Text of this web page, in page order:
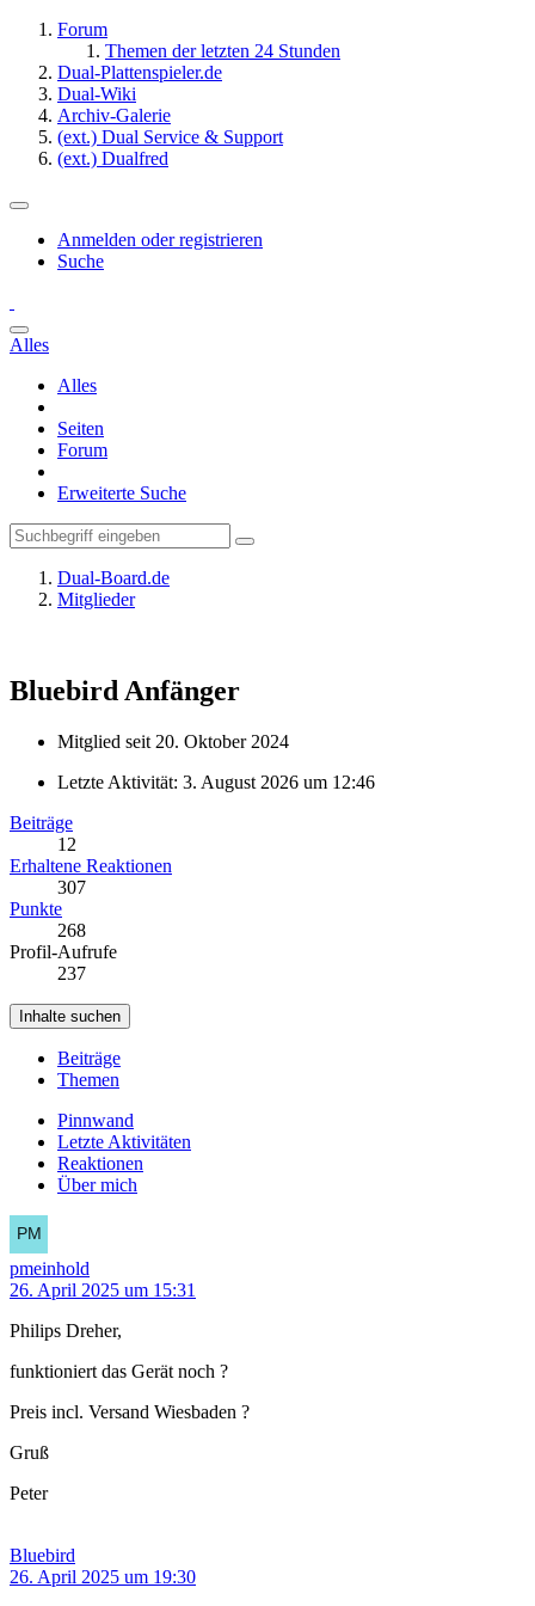
Forum
Themen der letzten 24 Stunden
Dual-Plattenspieler.de
Dual-Wiki
Archiv-Galerie
(ext.) Dual Service & Support
(ext.) Dualfred
Anmelden oder registrieren
Suche
Alles
Alles
Seiten
Forum
Erweiterte Suche
Dual-Board.de
Mitglieder
Bluebird Anfänger
Mitglied seit 20. Oktober 2024
Letzte Aktivität: 3. August 2026 um 12:46
Beiträge
12
Erhaltene Reaktionen
307
Punkte
268
Profil-Aufrufe
237
Inhalte suchen
Beiträge
Themen
Pinnwand
Letzte Aktivitäten
Reaktionen
Über mich
pmeinhold
26. April 2025 um 15:31
Philips Dreher,
funktioniert das Gerät noch ?
Preis incl. Versand Wiesbaden ?
Gruß
Peter
Bluebird
26. April 2025 um 19:30